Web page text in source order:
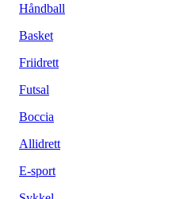
Håndball
Basket
Friidrett
Futsal
Boccia
Allidrett
E-sport